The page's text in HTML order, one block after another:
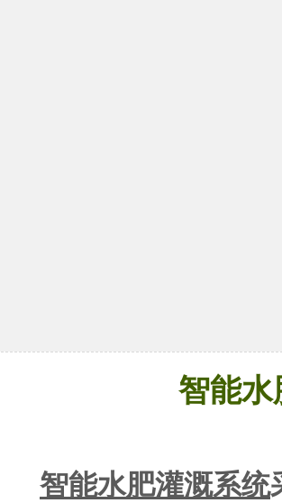
智能水
智能水肥灌溉系统